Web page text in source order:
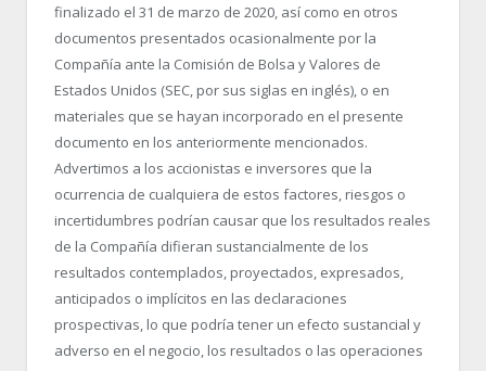
finalizado el 31 de marzo de 2020, así como en otros
documentos presentados ocasionalmente por la
Compañía ante la Comisión de Bolsa y Valores de
Estados Unidos (SEC, por sus siglas en inglés), o en
materiales que se hayan incorporado en el presente
documento en los anteriormente mencionados.
Advertimos a los accionistas e inversores que la
ocurrencia de cualquiera de estos factores, riesgos o
incertidumbres podrían causar que los resultados reales
de la Compañía difieran sustancialmente de los
resultados contemplados, proyectados, expresados,
anticipados o implícitos en las declaraciones
prospectivas, lo que podría tener un efecto sustancial y
adverso en el negocio, los resultados o las operaciones